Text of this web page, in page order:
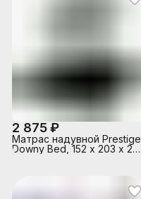
2 875 ₽
Матрас надувной Prestige
Downy Bed, 152 х 203 х 25